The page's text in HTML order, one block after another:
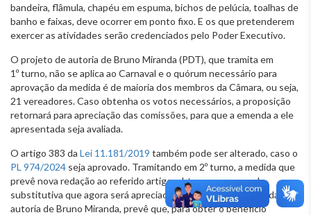
bandeira, flâmula, chapéu em espuma, bichos de pelúcia, toalhas de
banho e faixas, deve ocorrer em ponto fixo. E os que pretenderem
exercer as atividades serão credenciados pelo Poder Executivo.
O projeto de autoria de Bruno Miranda (PDT), que tramita em
1º turno, não se aplica ao Carnaval e o quórum necessário para
aprovação da medida é de maioria dos membros da Câmara, ou seja,
21 vereadores. Caso obtenha os votos necessários, a proposição
retornará para apreciação das comissões, para que a emenda a ele
apresentada seja avaliada.
O artigo 383 da Lei 11.181/2019 também pode ser alterado, caso o
PL 974/2024 seja aprovado. Tramitando em 2º turno, a medida que
prevê nova redação ao referido artigo, obteve uma emenda
substitutiva que agora será apreciada pelo Plenário. A emenda de
autoria de Bruno Miranda, prevê que, para obter o benefício